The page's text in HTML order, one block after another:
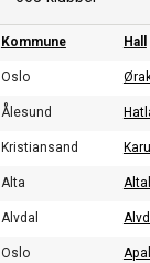
Oslo
Ålesund
Kristiansand
Alta
Alvdal
Oslo